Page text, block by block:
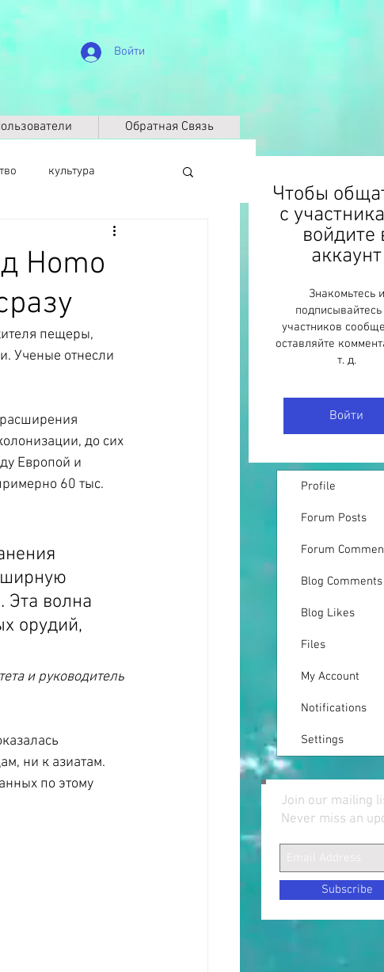
Войти
Обратная Связь
культура
биография
Климат
Homo
пещеры,
Ученые отнесли
до сих
Европой и
60 тыс.
Эта волна
орудий,
и руководитель
ни к азиатам.
по этому
Чтобы
с
войдите
аккаунт
Знакомьтесь и
участников
оставляйте
т. д.
Войти
Profile
Forum Posts
Forum
Blog Comments
Blog Likes
Files
My Account
Notifications
Settings
Join our mailing
Never miss an
Subscribe